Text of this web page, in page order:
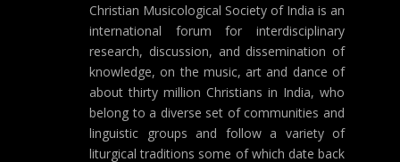
Christian Musicological Society of India is an
international forum for interdisciplinary
research, discussion, and dissemination of
knowledge, on the music, art and dance of
about thirty million Christians in India, who
belong to a diverse set of communities and
linguistic groups and follow a variety of
liturgical traditions some of which date back